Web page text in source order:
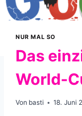
NUR MAL SO
Das
World-
Von basti 18. Juni